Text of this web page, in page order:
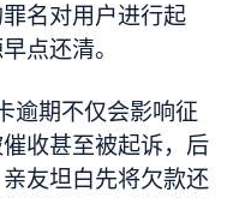
名对用户进行起
点还清。
逾期不仅会影响征
收甚至被起诉，后
友坦白先将欠款还